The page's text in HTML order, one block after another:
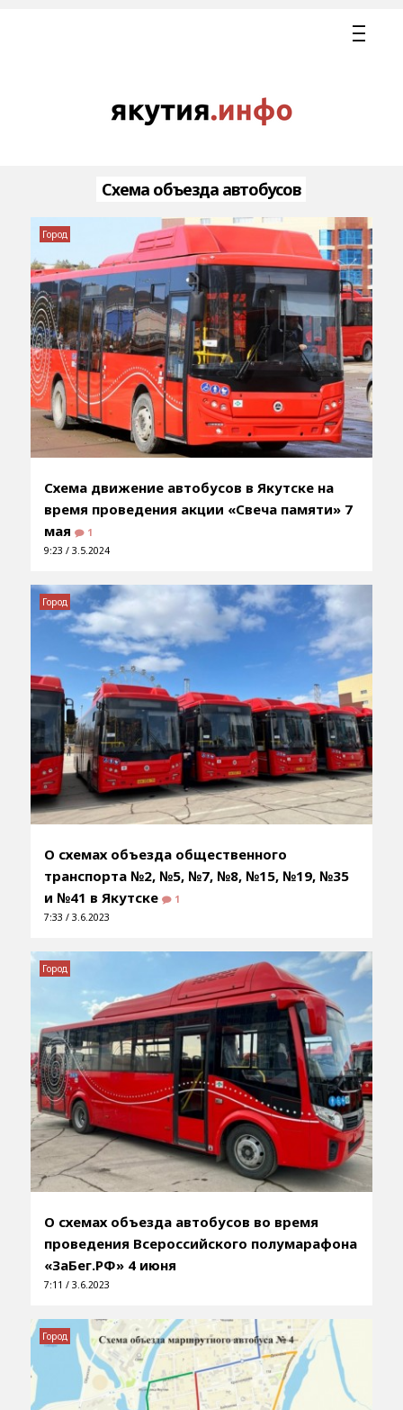
Схема объезда автобусов
Схема движение автобусов в Якутске на
время проведения акции «Свеча памяти» 7
мая
1
9:23 / 3.5.2024
Город
О схемах объезда общественного
транспорта №2, №5, №7, №8, №15, №19, №35
и №41 в Якутске
1
7:33 / 3.6.2023
Город
О схемах объезда автобусов во время
проведения Всероссийского полумарафона
«ЗаБег.РФ» 4 июня
7:11 / 3.6.2023
Город
Город